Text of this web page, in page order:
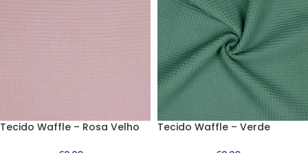
Tecido Waffle – Rosa Velho Tecido Waffle – Verde